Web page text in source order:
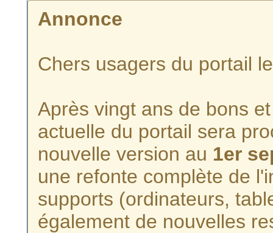
Annonce
Chers usagers du portail
Après vingt ans de bons
actuelle du portail sera
nouvelle version au 1er
une refonte complète de
supports (ordinateurs,
également de nouvelles